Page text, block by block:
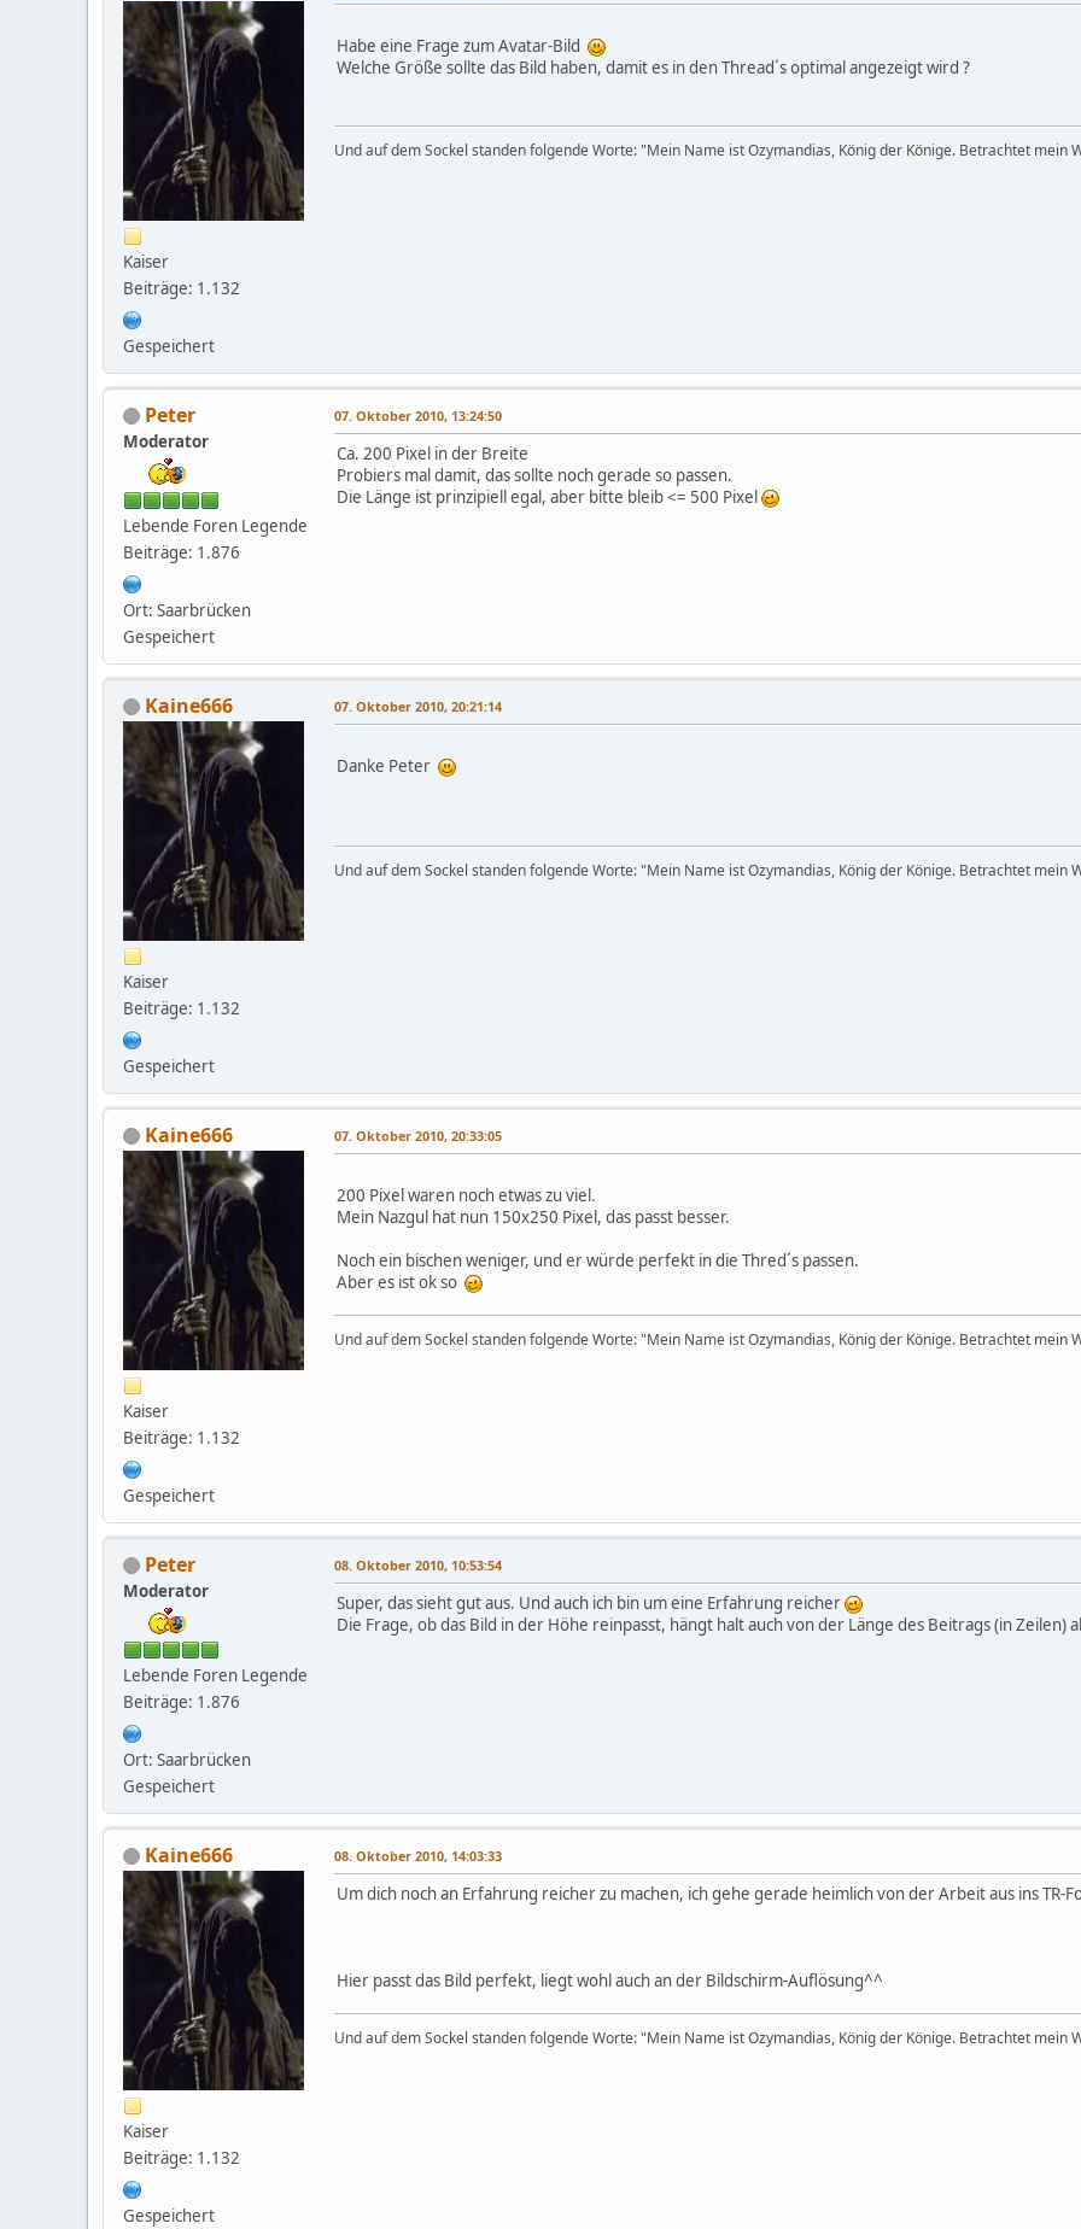
Kaiser
Beiträge: 1.132
Gespeichert
Habe eine Frage zum Avatar-Bild
Welche Größe sollte das Bild haben, damit es in den Thread´s optimal angezeigt wird ?
Und auf dem Sockel standen folgende Worte: "Mein Name ist Ozymandias, König der Könige. Betrachtet mein
Peter
Moderator
Lebende Foren Legende
Beiträge: 1.876
Ort: Saarbrücken
Gespeichert
07. Oktober 2010, 13:24:50
Ca. 200 Pixel in der Breite
Probiers mal damit, das sollte noch gerade so passen.
Die Länge ist prinzipiell egal, aber bitte bleib <= 500 Pixel
Kaine666
Kaiser
Beiträge: 1.132
Gespeichert
07. Oktober 2010, 20:21:14
Danke Peter
Und auf dem Sockel standen folgende Worte: "Mein Name ist Ozymandias, König der Könige. Betrachtet mein
Kaine666
Kaiser
Beiträge: 1.132
Gespeichert
07. Oktober 2010, 20:33:05
200 Pixel waren noch etwas zu viel.
Mein Nazgul hat nun 150x250 Pixel, das passt besser.
Noch ein bischen weniger, und er würde perfekt in die Thred´s passen.
Aber es ist ok so
Und auf dem Sockel standen folgende Worte: "Mein Name ist Ozymandias, König der Könige. Betrachtet mein
Peter
Moderator
Lebende Foren Legende
Beiträge: 1.876
Ort: Saarbrücken
Gespeichert
08. Oktober 2010, 10:53:54
Super, das sieht gut aus. Und auch ich bin um eine Erfahrung reicher
Die Frage, ob das Bild in der Höhe reinpasst, hängt halt auch von der Länge des Beitrags (in Zeilen)
Kaine666
Kaiser
Beiträge: 1.132
Gespeichert
08. Oktober 2010, 14:03:33
Um dich noch an Erfahrung reicher zu machen, ich gehe gerade heimlich von der Arbeit aus ins TR-
Hier passt das Bild perfekt, liegt wohl auch an der Bildschirm-Auflösung^^
Und auf dem Sockel standen folgende Worte: "Mein Name ist Ozymandias, König der Könige. Betrachtet mein